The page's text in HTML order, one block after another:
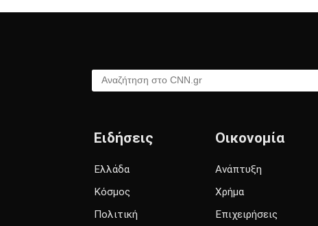
Αναζήτηση στο CNN.gr
Ειδήσεις
Ελλάδα
Κόσμος
Πολιτική
Οικονομία
Ανάπτυξη
Χρήμα
Επιχειρήσεις